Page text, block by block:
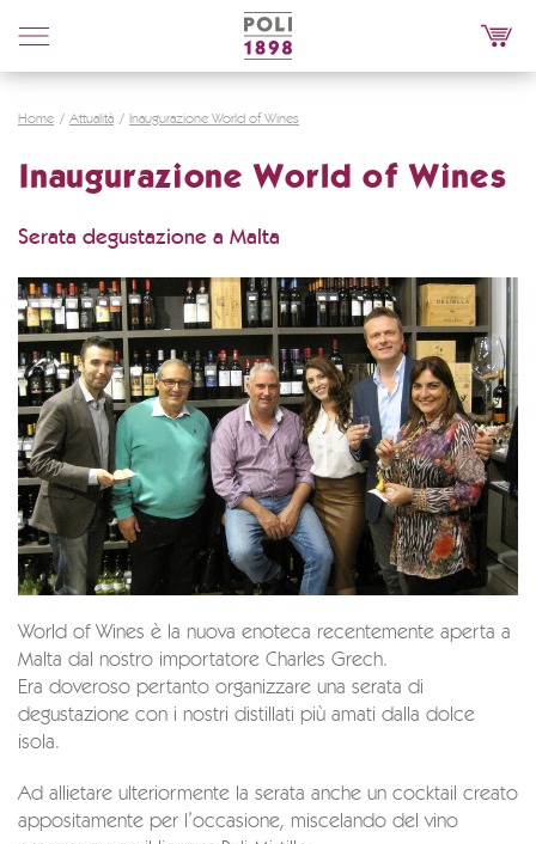
Poli
Distillerie
Home Attualità Inaugurazione World of Wines
Inaugurazione World of Wines
Serata degustazione a Malta
World of Wines è la nuova enoteca recentemente aperta a
Malta dal nostro importatore Charles Grech.
Era doveroso pertanto organizzare una serata di
degustazione con i nostri distillati più amati dalla dolce
isola.
Ad allietare ulteriormente la serata anche un cocktail creato
appositamente per l’occasione, miscelando del vino